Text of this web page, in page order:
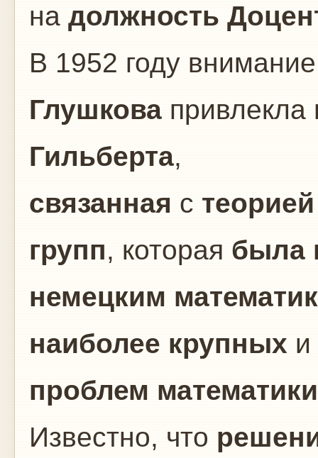
на должность
В 1952 году
Глушкова привлекла
Гильберта,
связанная с
групп, которая была
немецким
наиболее крупных и
проблем математики
Известно, что